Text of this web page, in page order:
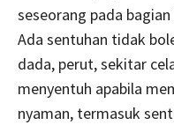
seseorang pada
Ada sentuhan tidak
dada, perut, sekitar
menyentuh apabila
nyaman, termasuk